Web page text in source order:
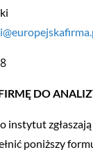
DO
instytut
poniższy